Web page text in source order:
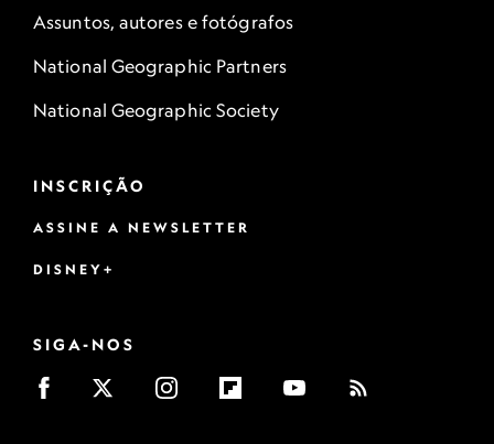
Assuntos, autores e fotógrafos
National Geographic Partners
National Geographic Society
INSCRIÇÃO
ASSINE A NEWSLETTER
DISNEY+
SIGA-NOS